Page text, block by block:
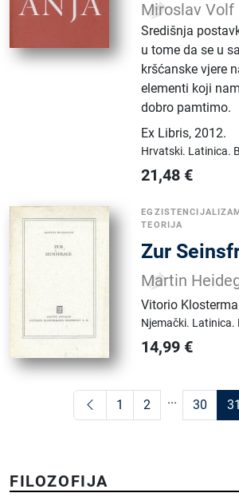
Miroslav Volf
Središnja
u tome da se u
kršćanske vjere
elementi koji
dobro pamtimo.
Ex Libris,2012.
Hrvatski. Latinica.
21,48 €
TEORIJA
Zur
Martin
Vitorio
Njemački. Latinica.
14,99 €
1 2 ... 30 31
FILOZOFIJA